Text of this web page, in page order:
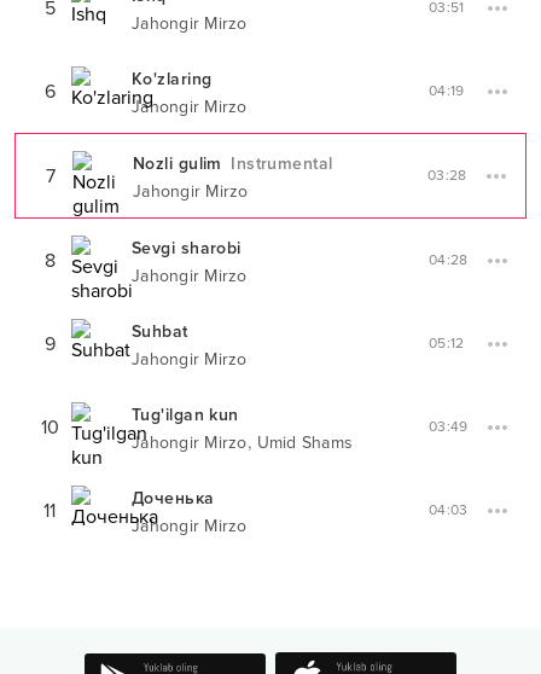
5
Jahongir Mirzo
03:51
6
Ko'zlaring
Jahongir Mirzo
04:19
7 Nozli gulim Instrumental
Jahongir Mirzo
03:28
8
Sevgi sharobi
Jahongir Mirzo
04:28
9
Suhbat
Jahongir Mirzo
05:12
10
Tug'ilgan kun
Jahongir Mirzo, Umid Shams
03:49
11
Доченька
Jahongir Mirzo
04:03